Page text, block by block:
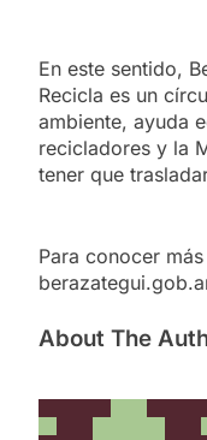
En este sentido,
Recicla es un
ambiente, ayuda
recicladores y la
tener que
Para conocer
About The